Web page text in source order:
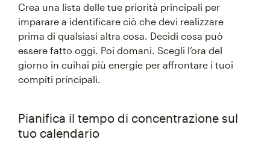
Crea una lista delle tue priorità principali per
imparare a identificare ciò che devi realizzare
prima di qualsiasi altra cosa. Decidi cosa può
essere fatto oggi. Poi domani. Scegli l’ora del
giorno in cuihai più energie per affrontare i tuoi
compiti principali.
Pianifica il tempo di concentrazione sul
tuo calendario